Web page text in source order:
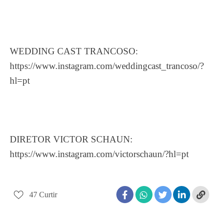
WEDDING CAST TRANCOSO:
https://www.instagram.com/weddingcast_trancoso/?
hl=pt
DIRETOR VICTOR SCHAUN:
https://www.instagram.com/victorschaun/?hl=pt
47 Curtir